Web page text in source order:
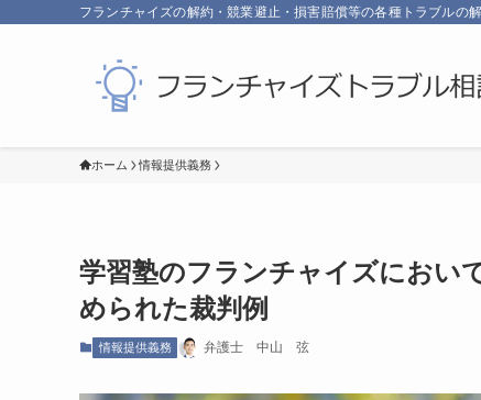
フランチャイズの解約・競業避止・損害賠償等の各種トラブルの
ホーム 情報提供義務
学習塾のフランチャイズにおい
められた裁判例
情報提供義務 弁護士 中山 弦